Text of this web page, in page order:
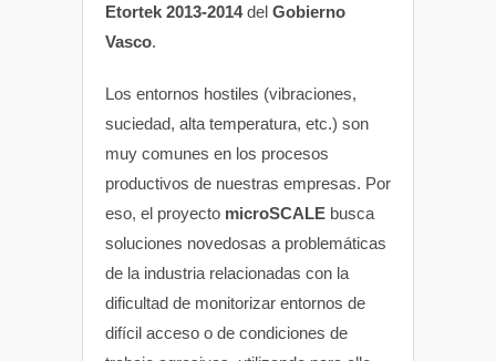
Etortek 2013-2014del Gobierno
Vasco.
Los entornos hostiles (vibraciones,
suciedad, alta temperatura, etc.) son
muy comunes en los procesos
productivos de nuestras empresas. Por
eso, el proyecto microSCALE busca
soluciones novedosas a problemáticas
de la industria relacionadas con la
dificultad de monitorizar entornos de
difícil acceso o de condiciones de